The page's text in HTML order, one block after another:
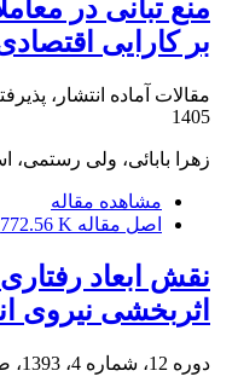
منع تبانی در
بر کارایی
مقالات آماده انتشار،
1405
زهرا بابائی، ولی
مشاهده مقاله
اصل مقاله 772.56 K
نقش ابعاد
اثربخشی نیروی
دوره 12، شماره 4، 1393، صفحه